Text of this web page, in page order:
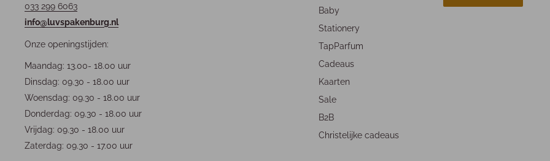
033 299 6063
info@luvspakenburg.nl
Onze openingstijden:
Maandag: 13.00- 18.00 uur
Dinsdag: 09.30 - 18.00 uur
Woensdag: 09.30 - 18.00 uur
Donderdag: 09.30 - 18.00 uur
Vrijdag: 09.30 - 18.00 uur
Zaterdag: 09.30 - 17.00 uur
Baby
Stationery
TapParfum
Cadeaus
Kaarten
Sale
B2B
Christelijke cadeaus